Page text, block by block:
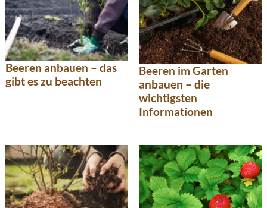
Beeren anbauen – das
gibt es zu beachten
Beeren im Garten
anbauen – die
wichtigsten
Informationen